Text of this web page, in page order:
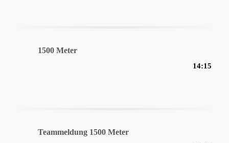
1500 Meter
14:15
Teammeldung 1500 Meter